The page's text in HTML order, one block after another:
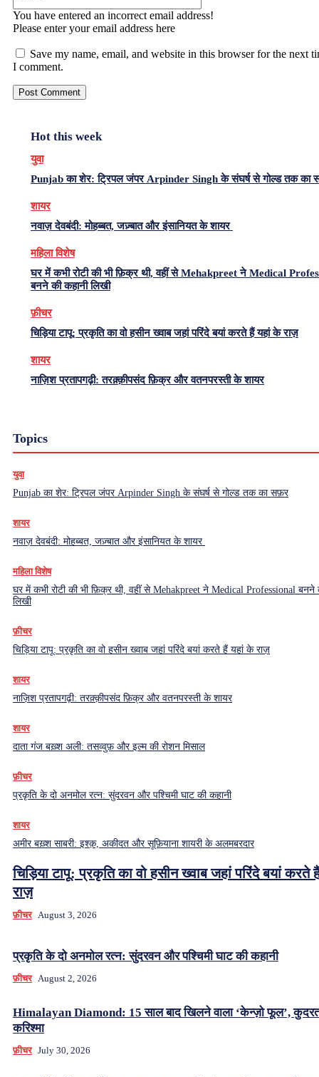
You have entered an incorrect email address!
Please enter your email address here
Save my name, email, and website in this browser for the next
I comment.
Hot this week
युवा
Punjab का शेर: ट्रिपल जंपर Arpinder Singh के संघर्ष से गोल्ड तक का
शायर
नवाज़ देवबंदी: मोहब्बत, जज़्बात और इंसानियत के शायर
महिला विशेष
घर में कभी रोटी की भी फ़िक्र थी, वहीं से Mehakpreet ने Medical
बनने की कहानी लिखी
फ़ीचर
चिड़िया टापू: प्रकृति का वो हसीन ख्वाब जहां परिंदे बयां करते हैं यहां के राज़
शायर
नाज़िश प्रतापगढ़ी: तरक़्क़ीपसंद फ़िक्र और वतनपरस्ती के शायर
Topics
युवा
Punjab का शेर: ट्रिपल जंपर Arpinder Singh के संघर्ष से गोल्ड तक का सफ़र
शायर
नवाज़ देवबंदी: मोहब्बत, जज़्बात और इंसानियत के शायर
महिला विशेष
घर में कभी रोटी की भी फ़िक्र थी, वहीं से Mehakpreet ने Medical Professional बनने
लिखी
फ़ीचर
चिड़िया टापू: प्रकृति का वो हसीन ख्वाब जहां परिंदे बयां करते हैं यहां के राज़
शायर
नाज़िश प्रतापगढ़ी: तरक़्क़ीपसंद फ़िक्र और वतनपरस्ती के शायर
शायर
दाता गंज बख़्श अली: तसव्वुफ़ और इल्म की रोशन मिसाल
फ़ीचर
प्रकृति के दो अनमोल रत्न: सुंदरवन और पश्चिमी घाट की कहानी
शायर
अमीर बख़्श साबरी: इश्क़, अकीदत और सूफ़ियाना शायरी के अलमबरदार
चिड़िया टापू: प्रकृति का वो हसीन ख्वाब जहां परिंदे बयां करते
राज़
फ़ीचर August 3, 2026
प्रकृति के दो अनमोल रत्न: सुंदरवन और पश्चिमी घाट की कहानी
फ़ीचर August 2, 2026
Himalayan Diamond: 15 साल बाद खिलने वाला ‘केन्ज़ो फूल’,
करिश्मा
फ़ीचर July 30, 2026